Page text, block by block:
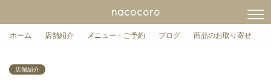
nacocoro
ホーム 店舗紹介 メニュー・ご予約 ブログ 商品のお取り寄せ
店舗紹介